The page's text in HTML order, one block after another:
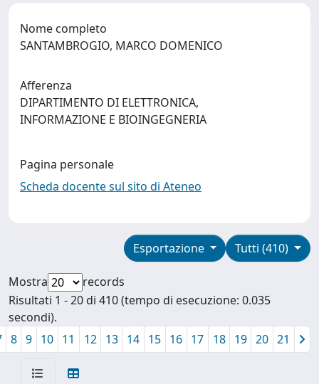
Nome completo
SANTAMBROGIO, MARCO DOMENICO
Afferenza
DIPARTIMENTO DI ELETTRONICA,
INFORMAZIONE E BIOINGEGNERIA
Pagina personale
Scheda docente sul sito di Ateneo
Tutti (410)
Esportazione
Mostra
records
Risultati 1 - 20 di 410 (tempo di esecuzione: 0.035
secondi).
8 9 10 11 12 13 14 15 16 17 18 19 20 21